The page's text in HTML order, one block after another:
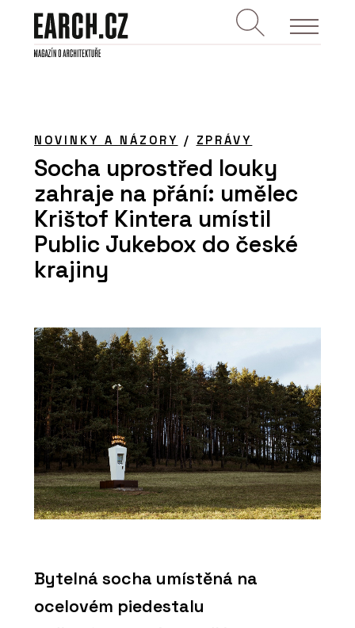
NOVINKY A NÁZORY / ZPRÁVY
Socha uprostřed louky
zahraje na přání: umělec
Krištof Kintera umístil
Public Jukebox do české
krajiny
Bytelná socha umístěná na
ocelovém piedestalu